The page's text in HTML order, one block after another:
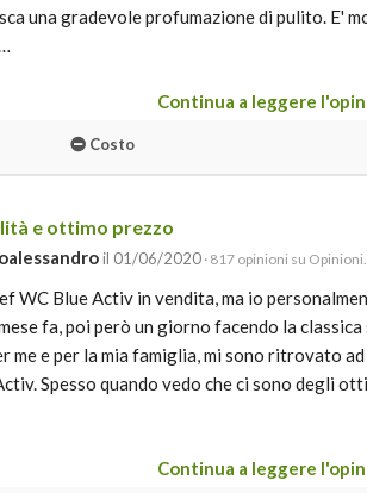
una gradevole profumazione di pulito. E'
Continua a leggere
Costo
e ottimo prezzo
il 01/06/2020 · 817 opinioni su
WC Blue Activ in vendita, ma io
fa, poi però un giorno facendo la classica
e per la mia famiglia, mi sono ritrovato ad
Spesso quando vedo che ci sono degli
Continua a leggere